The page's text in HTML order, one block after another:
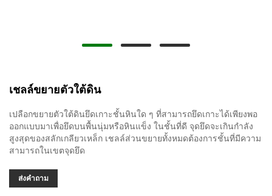
เชลล์ขยายตัวใต้ดิน
เปลือกขยายตัวใต้ดินยึดเกาะชั้นหินใด ๆ ที่สามารถยึดเกาะได้เพียงพอ
ออกแบบมาเพื่อยึดบนพื้นนุ่มหรือหินแข็ง ในชั้นที่ดี จุดยึดจะเกินกำลัง
สูงสุดของสลักเกลียวเหล็ก เชลล์ส่วนขยายทั้งหมดต้องการชั้นที่มีความ
สามารถในเขตจุดยึด
ส่งคำถาม